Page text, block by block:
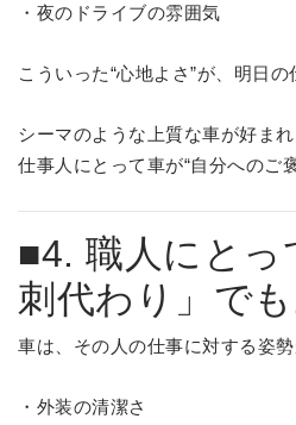
・夜のドライブの雰囲気
こういった“心地よさ”が、明日の
シーマのような上質な車が好まれ
仕事人にとって車が“自分へのご
■4. 職人にとっ
刺代わり」で
車は、その人の仕事に対する姿勢
・外装の清潔さ